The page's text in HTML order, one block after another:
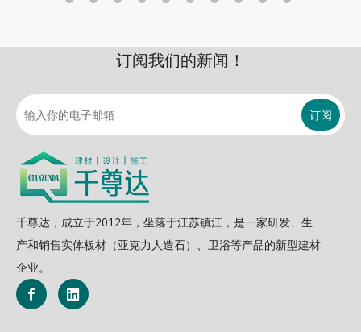
订阅我们的新闻！
订阅
千尊达，成立于2012年，坐落于江苏镇江，是一家研发、生
产和销售实体板材（亚克力人造石）、卫浴等产品的新型建材
企业。